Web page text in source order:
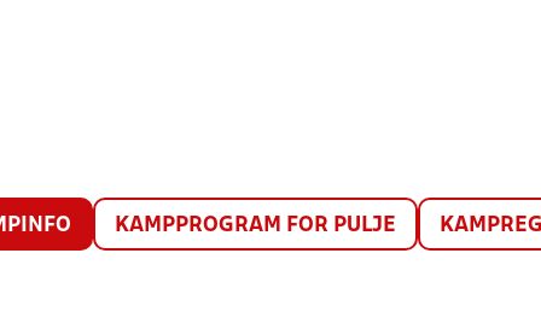
KAMPPROGRAM FOR PULJE